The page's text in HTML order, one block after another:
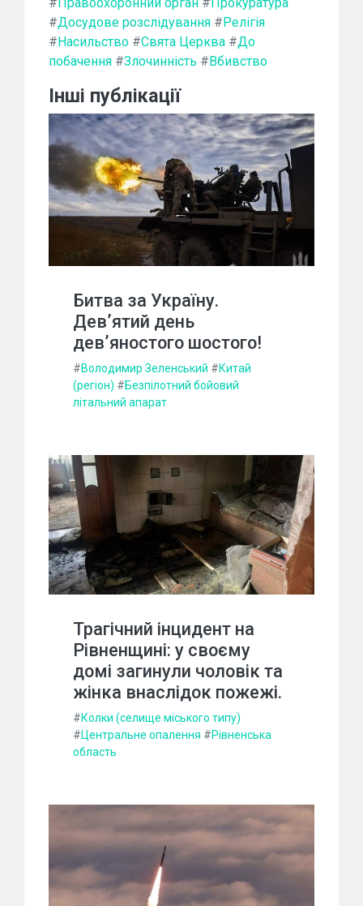
#Досудове розслідування # Релігія
# Насильство #Свята Церква #До
побачення #Злочинність # Вбивство
Інші публікації
Битва за Україну.
Дев’ятий день
дев’яностого шостого!
#Володимир Зеленський #Китай
(регіон) #Безпілотний бойовий
літальний апарат
Трагічний інцидент на
Рівненщині: у своєму
домі загинули чоловік та
жінка внаслідок пожежі.
#Колки (селище міського типу)
#Центральне опалення #Рівненська
область